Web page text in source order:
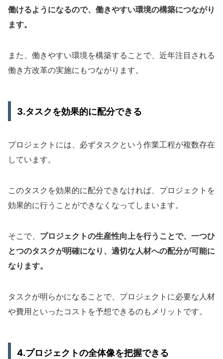
働けるようになるので、働きやすい環境の構築につながり
ます。
また、働きやすい環境を構築することで、近年注目される
働き方改革の実施にもつながります。
3.タスクを効果的に配分できる
プロジェクトには、必ずタスクという作業工程が複数存在
しています。
このタスクを効果的に配分できなければ、プロジェクトを
効果的に行うことができなくなってしまいます。
そこで、 プロジェクトの生産性向上を行うことで、一つひ
とつのタスクが明確になり、適切な人材への配分が可能に
なります。
タスクが明らかになることで、プロジェクトに必要な人材
や費用といったコストを予想できるのもメリットです。
4.プロジェクトの全体像を把握できる